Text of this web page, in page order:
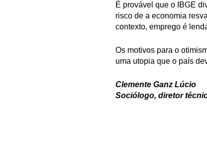
É provável que o IBGE
risco de a economia
contexto, emprego é
Os motivos para o
uma utopia que o país
Clemente Ganz Lúcio
Sociólogo, diretor